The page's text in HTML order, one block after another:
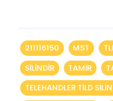
211116150 MST
SİLİNDİR
TAMİR
TELEHANDLER TILD